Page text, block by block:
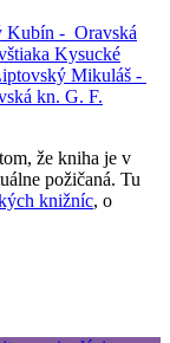
Kubín - Oravská
Kysucké
Mikuláš -
kn. G. F.
že kniha je v
požičaná. Tu
knižníc, o